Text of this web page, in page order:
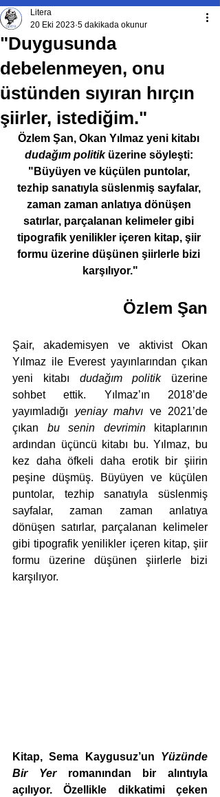
"Duygusunda
debelenmeyen, onu
üstünden sıyıran hırçın
şiirler, istediğim."
Litera
20 Eki 2023 5 dakikada okunur
Özlem Şan, Okan Yılmaz yeni kitabı
dudağım politik üzerine söyleşti:
"Büyüyen ve küçülen puntolar,
tezhip sanatıyla süslenmiş sayfalar,
zaman zaman anlatıya dönüşen
satırlar, parçalanan kelimeler gibi
tipografik yenilikler içeren kitap, şiir
formu üzerine düşünen şiirlerle bizi
karşılıyor."
Özlem Şan
Şair, akademisyen ve aktivist Okan
Yılmaz ile Everest yayınlarından çıkan
yeni kitabı dudağım politik üzerine
sohbet ettik. Yılmaz’ın 2018’de
yayımladığı yeniay mahvı ve 2021’de
çıkan bu senin devrimin kitaplarının
ardından üçüncü kitabı bu. Yılmaz, bu
kez daha öfkeli daha erotik bir şiirin
peşine düşmüş. Büyüyen ve küçülen
puntolar, tezhip sanatıyla süslenmiş
sayfalar, zaman zaman anlatıya
dönüşen satırlar, parçalanan kelimeler
gibi tipografik yenilikler içeren kitap, şiir
formu üzerine düşünen şiirlerle bizi
karşılıyor.
Kitap, Sema Kaygusuz’un Yüzünde
Bir Yer romanından bir alıntıyla
açılıyor. Özellikle dikkatimi çeken